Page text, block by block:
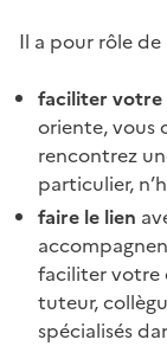
Il a pour rôle de
faciliter
oriente, vous
rencontrez
particulier,
faire le lien
faciliter votre
tuteur,
spécialisés